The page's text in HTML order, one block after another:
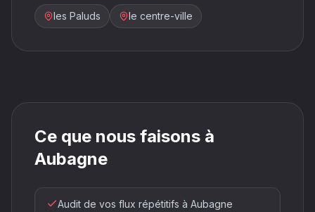
les Paluds le centre-ville
Ce que nous faisons à
Aubagne
Audit de vos flux répétitifs à Aubagne